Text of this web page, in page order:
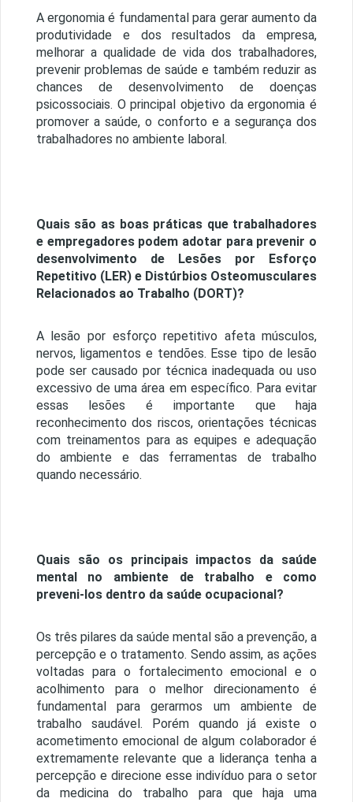
A ergonomia é fundamental para gerar aumento da
produtividade e dos resultados da empresa,
melhorar a qualidade de vida dos trabalhadores,
prevenir problemas de saúde e também reduzir as
chances de desenvolvimento de doenças
psicossociais. O principal objetivo da ergonomia é
promover a saúde, o conforto e a segurança dos
trabalhadores no ambiente laboral.
Quais são as boas práticas que trabalhadores
e empregadores podem adotar para prevenir o
desenvolvimento de Lesões por Esforço
Repetitivo (LER) e Distúrbios Osteomusculares
Relacionados ao Trabalho (DORT)?
A lesão por esforço repetitivo afeta músculos,
nervos, ligamentos e tendões. Esse tipo de lesão
pode ser causado por técnica inadequada ou uso
excessivo de uma área em específico. Para evitar
essas lesões é importante que haja
reconhecimento dos riscos, orientações técnicas
com treinamentos para as equipes e adequação
do ambiente e das ferramentas de trabalho
quando necessário.
Quais são os principais impactos da saúde
mental no ambiente de trabalho e como
preveni-los dentro da saúde ocupacional?
Os três pilares da saúde mental são a prevenção, a
percepção e o tratamento. Sendo assim, as ações
voltadas para o fortalecimento emocional e o
acolhimento para o melhor direcionamento é
fundamental para gerarmos um ambiente de
trabalho saudável. Porém quando já existe o
acometimento emocional de algum colaborador é
extremamente relevante que a liderança tenha a
percepção e direcione esse indivíduo para o setor
da medicina do trabalho para que haja uma